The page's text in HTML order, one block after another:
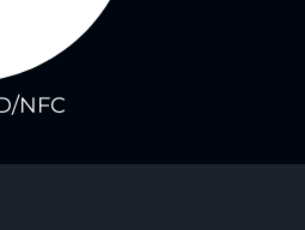
NFC